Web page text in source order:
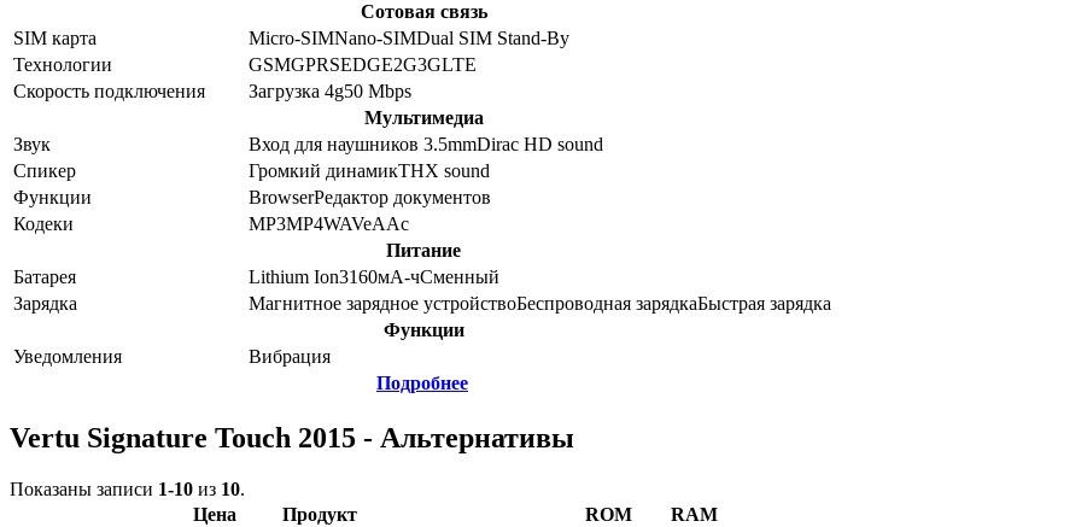
Сотовая связь
SIM карта
Micro-SIMNano-SIMDual SIM Stand-By
Технологии
GSMGPRSEDGE2G3GLTE
Скорость подключения
Загрузка 4g50 Mbps
Мультимедиа
Звук
Вход для наушников 3.5mmDirac HD sound
Спикер
Громкий динамикTHX sound
Функции
BrowserРедактор документов
Кодеки
MP3MP4WAVeAAc
Питание
Батарея
Lithium Ion3160мА-чСменный
Зарядка
Магнитное зарядное устройствоБеспроводная зарядкаБыстрая зарядка
Функции
Уведомления
Вибрация
Подробнее
Vertu Signature Touch 2015 - Альтернативы
Показаны записи 1-10 из 10.
Цена
Продукт ROM
RAM